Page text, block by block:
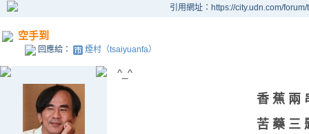
引用網址：https://city.udn.com/
空手到
回應給： 煙村（tsaiyuanfa）
^_^
香 蕉 兩
苦 藥 三